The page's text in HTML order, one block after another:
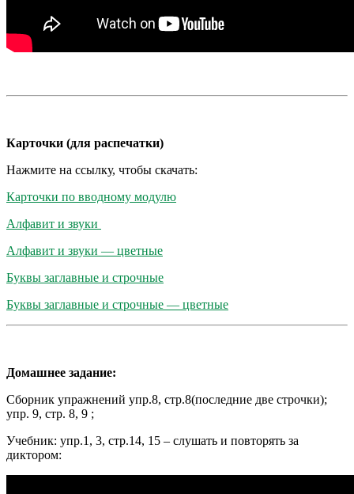
Карточки (для распечатки)
Нажмите на ссылку, чтобы скачать:
Карточки по вводному модулю
Алфавит и звуки
Алфавит и звуки — цветные
Буквы заглавные и строчные
Буквы заглавные и строчные — цветные
Домашнее задание:
Сборник упражнений упр.8, стр.8(последние две строчки);
упр. 9, стр. 8, 9 ;
Учебник: упр.1, 3, стр.14, 15 – слушать и повторять за
диктором: